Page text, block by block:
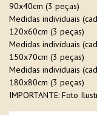
90x40cm (3 peças)
Medidas individuais
120x60cm (3 peças)
Medidas individuais
150x70cm (3 peças)
Medidas individuais
180x80cm (3 peças)
IMPORTANTE: Foto